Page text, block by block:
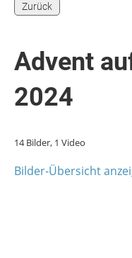
Zurück
Advent
2024
14 Bilder, 1 Video
Bilder-Übersicht